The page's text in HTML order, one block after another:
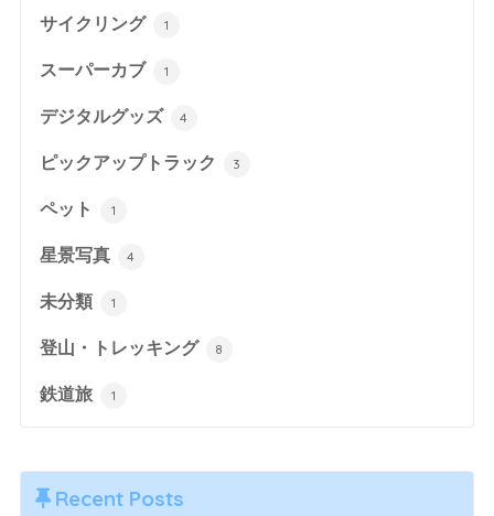
サイクリング 1
スーパーカブ 1
デジタルグッズ 4
ピックアップトラック 3
ペット 1
星景写真 4
未分類 1
登山・トレッキング 8
鉄道旅 1
Recent Posts